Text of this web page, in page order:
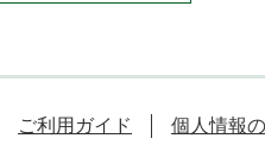
ご利用ガイド 個人情報